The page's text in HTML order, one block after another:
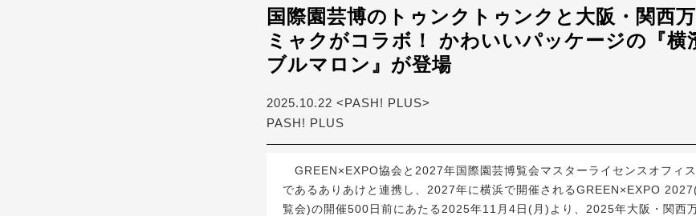
国際園芸博のトゥンクトゥンクと大阪・関西
ミャクがコラボ！ かわいいパッケージの『横
ブルマロン』が登場
2025.10.22 <PASH! PLUS>
PASH! PLUS
GREEN×EXPO協会と2027年国際園芸博覧会マスターライセンスオフィ
であるありあけと連携し、2027年に横浜で開催されるGREEN×EXPO
覧会)の開催500日前にあたる2025年11月4日(月)より、2025年大阪・関西